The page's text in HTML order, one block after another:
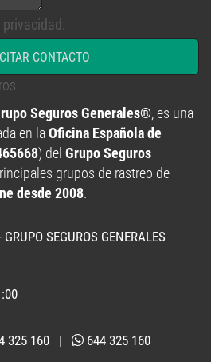
.
CONTACTO
Seguros Generales®, es una
en laOficina Española de
) del Grupo Seguros
grupos de rastreo de
desde 2008.
SEGUROS GENERALES
325 160 | 644 325 160